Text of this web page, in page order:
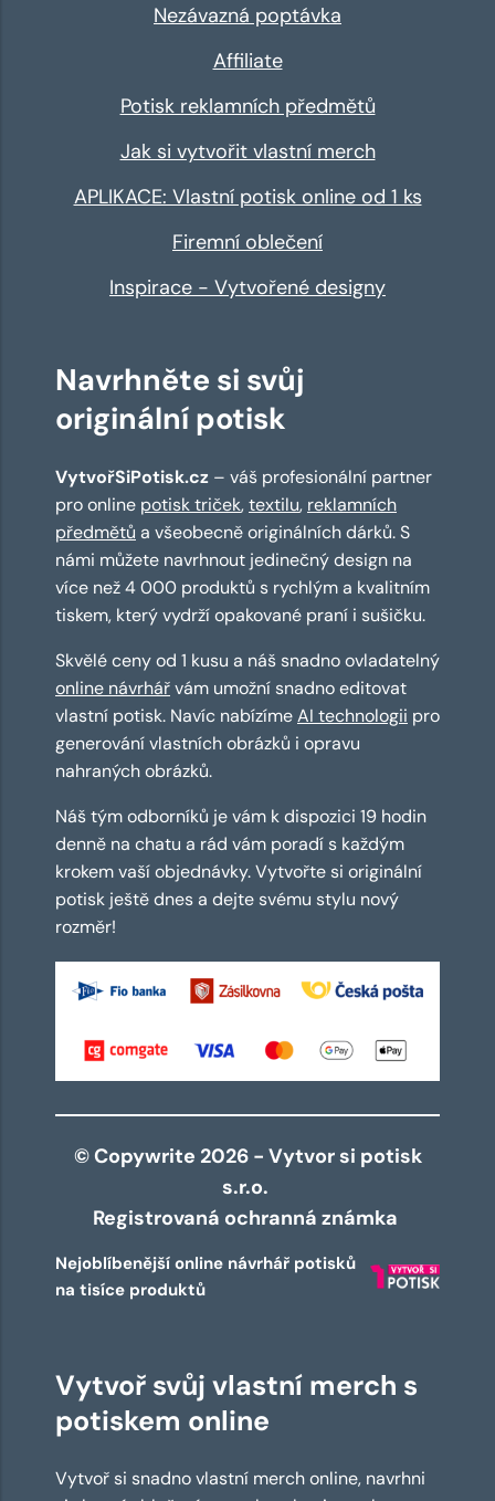
Nezávazná poptávka
Affiliate
Potisk reklamních předmětů
Jak si vytvořit vlastní merch
APLIKACE: Vlastní potisk online od 1 ks
Firemní oblečení
Inspirace - Vytvořené designy
Navrhněte si svůj
originální potisk
VytvořSiPotisk.cz – váš profesionální partner
pro online potisk triček,textilu, reklamních
předmětů a všeobecně originálních dárků. S
námi můžete navrhnout jedinečný design na
více než 4 000 produktů s rychlým a kvalitním
tiskem, který vydrží opakované praní i sušičku.
Skvělé ceny od 1 kusu a náš snadno ovladatelný
online návrhářvám umožní snadno editovat
vlastní potisk. Navíc nabízímeAI technologii pro
generování vlastních obrázků i opravu
nahraných obrázků.
Náš tým odborníků je vám k dispozici 19 hodin
denně na chatu a rád vám poradí s každým
krokem vaší objednávky. Vytvořte si originální
potisk ještě dnes a dejte svému stylu nový
rozměr!
© Copywrite 2026 - Vytvor si potisk
s.r.o.
Registrovaná ochranná známka
Nejoblíbenější online návrhář potisků
na tisíce produktů
Vytvoř svůj vlastní merch s
potiskem online
Vytvoř si snadno vlastní merch online, navrhni